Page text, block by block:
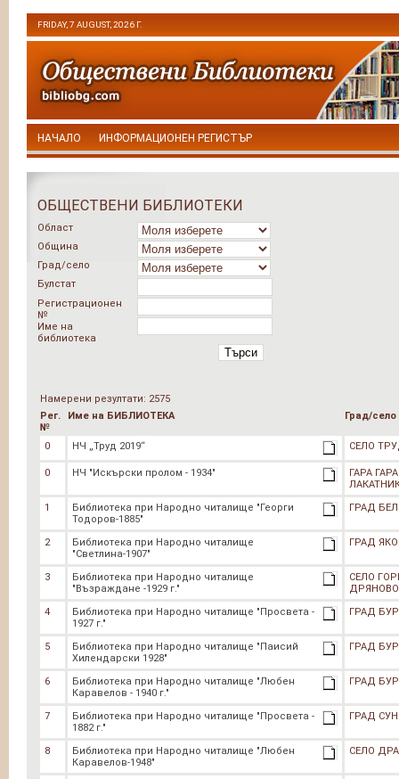
FRIDAY, 7 AUGUST, 2026 Г.
НАЧАЛО ИНФОРМАЦИОНЕН РЕГИСТЪР
ОБЩЕСТВЕНИ БИБЛИОТЕКИ
Област
Община
Град/село
Булстат
Регистрационен
№
Име на
библиотека
Търси
Намерени резултати: 2575
Рег.
№
Име на БИБЛИОТЕКА Град/село
0 НЧ „Труд 2019“ СЕЛО
0 НЧ "Искърски пролом - 1934"
ГАРА ГАРА
1
Библиотека при Народно читалище "Георги
Тодоров-1885"
ГРАД
2
Библиотека при Народно читалище
"Светлина-1907"
ГРАД
3
Библиотека при Народно читалище
"Възраждане -1929 г."
СЕЛО
ДРЯНОВО
4
Библиотека при Народно читалище "Просвета -
1927 г."
ГРАД
5
Библиотека при Народно читалище "Паисий
Хилендарски 1928"
ГРАД
6
Библиотека при Народно читалище "Любен
Каравелов - 1940 г."
ГРАД
7
Библиотека при Народно читалище "Просвета -
1882 г."
ГРАД
8
Библиотека при Народно читалище "Любен
Каравелов-1948"
СЕЛО